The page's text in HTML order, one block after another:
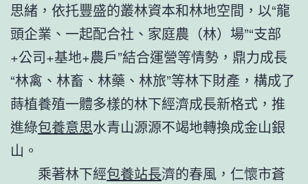
思緒，依托豐盛的叢林資本和林地空間，以“龍
頭企業、一起配合社、家庭農（林）場”“支部
+公司+基地+農戶”結合運營等情勢，鼎力成長
“林禽、林畜、林藥、林旅”等林下財產，構成了
蒔植養殖一體多樣的林下經濟成長新格式，推
進綠包養意思水青山源源不竭地轉換成金山銀
山。
乘著林下經包養站長濟的春風，仁懷市蒼